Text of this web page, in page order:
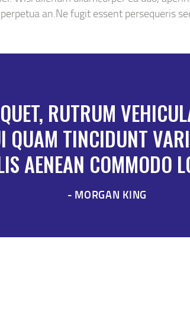
an.Ne fugit essent persequeris
RUTRUM
QUAM TINCIDUNT
AENEAN COMMODO
MORGAN KING